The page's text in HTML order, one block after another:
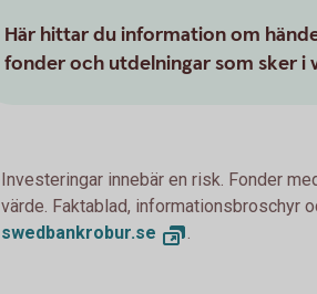
Här hittar du information om
fonder och utdelningar som sker i
Investeringar innebär en risk. Fonder
värde. Faktablad, informationsbroschyr
swedbankrobur.se
.